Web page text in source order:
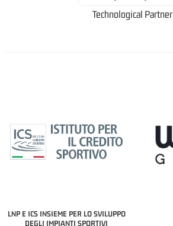
Technological Partner
LNP E ICS INSIEME PER LO SVILUPPO
DEGLI IMPIANTI SPORTIVI